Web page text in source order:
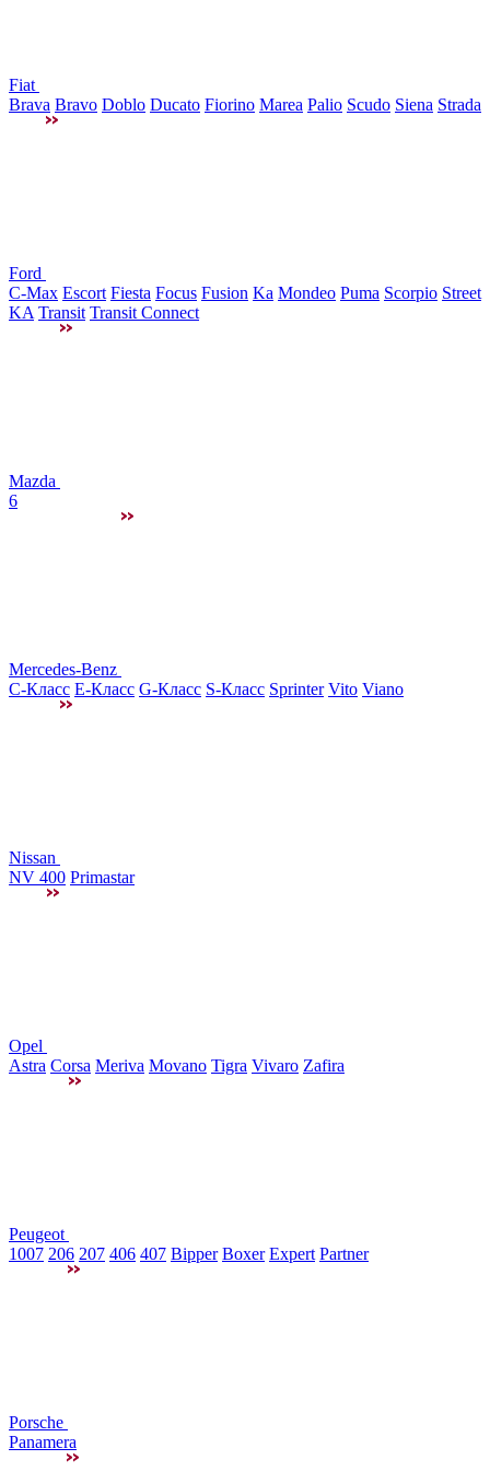
Fiat
Brava Bravo Doblo Ducato Fiorino Marea Palio Scudo Siena Strada
Ford
C-Max Escort Fiesta Focus Fusion Ka Mondeo Puma Scorpio Street
KA Transit Transit Connect
Mazda
6
Mercedes-Benz
C-Класс E-Класс G-Класс S-Класс Sprinter Vito Viano
Nissan
NV 400 Primastar
Opel
Astra Corsa Meriva Movano Tigra Vivaro Zafira
Peugeot
1007 206 207 406 407 Bipper Boxer Expert Partner
Porsche
Panamera